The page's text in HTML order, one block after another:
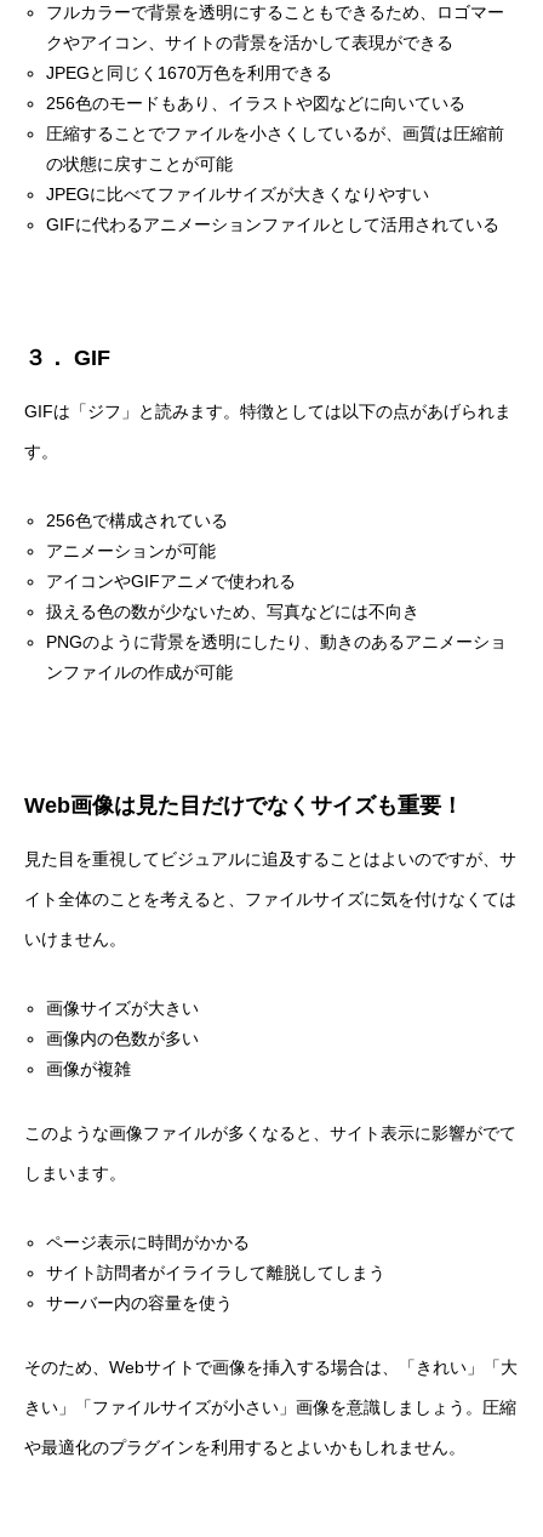
フルカラーで背景を透明にすることもできるため、ロゴマー
クやアイコン、サイトの背景を活かして表現ができる
JPEGと同じく1670万色を利用できる
256色のモードもあり、イラストや図などに向いている
圧縮することでファイルを小さくしているが、画質は圧縮前
の状態に戻すことが可能
JPEGに比べてファイルサイズが大きくなりやすい
GIFに代わるアニメーションファイルとして活用されている
３． GIF
GIFは「ジフ」と読みます。特徴としては以下の点があげられま
す。
256色で構成されている
アニメーションが可能
アイコンやGIFアニメで使われる
扱える色の数が少ないため、写真などには不向き
PNGのように背景を透明にしたり、動きのあるアニメーショ
ンファイルの作成が可能
Web画像は見た目だけでなくサイズも重要！
見た目を重視してビジュアルに追及することはよいのですが、サ
イト全体のことを考えると、ファイルサイズに気を付けなくては
いけません。
画像サイズが大きい
画像内の色数が多い
画像が複雑
このような画像ファイルが多くなると、サイト表示に影響がでて
しまいます。
ページ表示に時間がかかる
サイト訪問者がイライラして離脱してしまう
サーバー内の容量を使う
そのため、Webサイトで画像を挿入する場合は、 「きれい」「大
きい」「ファイルサイズが小さい」 画像を意識しましょう。圧縮
や最適化のプラグインを利用するとよいかもしれません。